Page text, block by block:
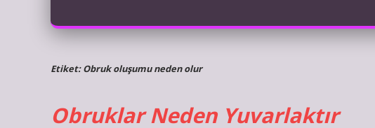
Etiket:Obruk oluşumu neden olur
Obruklar Neden Yuvarlaktır